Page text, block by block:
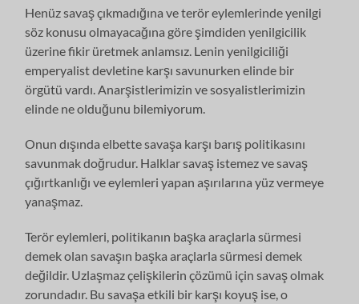
Henüz savaş çıkmadığına ve terör eylemlerinde yenilgi
söz konusu olmayacağına göre şimdiden yenilgicilik
üzerine fikir üretmek anlamsız. Lenin yenilgiciliği
emperyalist devletine karşı savunurken elinde bir
örgütü vardı. Anarşistlerimizin ve sosyalistlerimizin
elinde ne olduğunu bilemiyorum.
Onun dışında elbette savaşa karşı barış politikasını
savunmak doğrudur. Halklar savaş istemez ve savaş
çığırtkanlığı ve eylemleri yapan aşırılarına yüz vermeye
yanaşmaz.
Terör eylemleri, politikanın başka araçlarla sürmesi
demek olan savaşın başka araçlarla sürmesi demek
değildir. Uzlaşmaz çelişkilerin çözümü için savaş olmak
zorundadır. Bu savaşa etkili bir karşı koyuş ise, o